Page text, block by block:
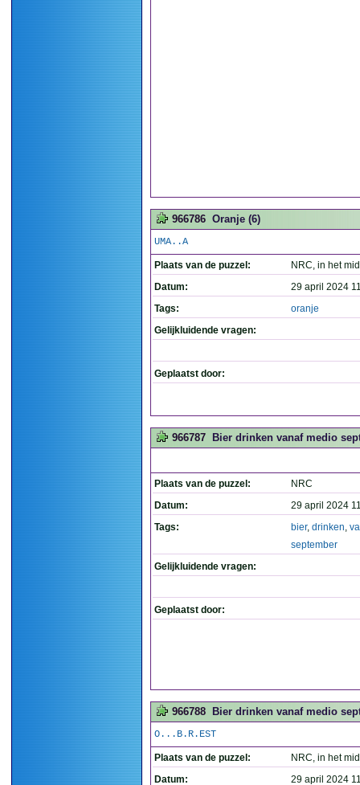
966786 Oranje (6)
UMA..A
Plaats van de puzzel:
NRC, in het
Datum:
29 april 2024
Tags:
oranje
Gelijkluidende vragen:
Geplaatst door:
966787 Bier drinken vanaf medio
Plaats van de puzzel:
NRC
Datum:
29 april 2024
Tags:
bier, drinken,
september
Gelijkluidende vragen:
Geplaatst door:
966788 Bier drinken vanaf medio
O...B.R.EST
Plaats van de puzzel:
NRC, in het
Datum:
29 april 2024